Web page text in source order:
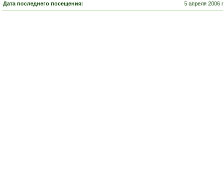
Дата последнего посещения: 5 апреля 2006